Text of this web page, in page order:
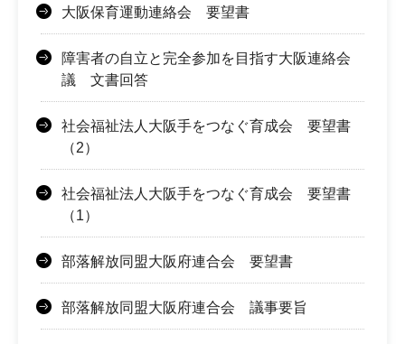
大阪保育運動連絡会 要望書
障害者の自立と完全参加を目指す大阪連絡会
議 文書回答
社会福祉法人大阪手をつなぐ育成会 要望書
（2）
社会福祉法人大阪手をつなぐ育成会 要望書
（1）
部落解放同盟大阪府連合会 要望書
部落解放同盟大阪府連合会 議事要旨